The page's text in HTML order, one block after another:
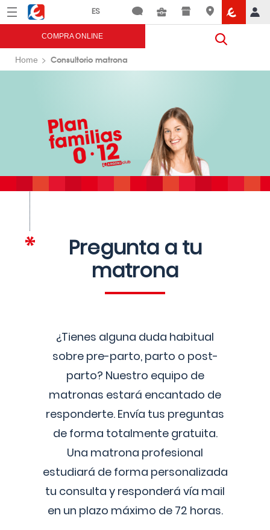
Menú Eroski
COMPRA ONLINE
Home Consultorio matrona
Pregunta a tu
matrona
¿Tienes alguna duda habitual
sobre pre-parto, parto o post-
parto? Nuestro equipo de
matronas estará encantado de
responderte. Envía tus preguntas
de forma totalmente gratuita.
Una matrona profesional
estudiará de forma personalizada
tu consulta y responderá vía mail
en un plazo máximo de 72 horas.